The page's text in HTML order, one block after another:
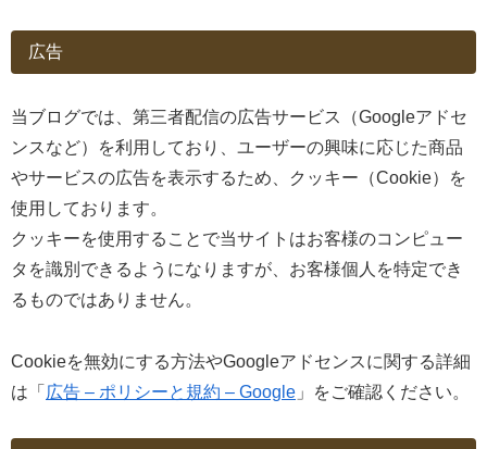
広告
当ブログでは、第三者配信の広告サービス（Googleアドセ
ンスなど）を利用しており、ユーザーの興味に応じた商品
やサービスの広告を表示するため、クッキー（Cookie）を
使用しております。
クッキーを使用することで当サイトはお客様のコンピュー
タを識別できるようになりますが、お客様個人を特定でき
るものではありません。
Cookieを無効にする方法やGoogleアドセンスに関する詳細
は「 広告 – ポリシーと規約 – Google 」をご確認ください。